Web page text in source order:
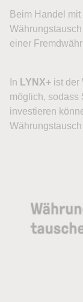
Beim Handel
einer
In LYNX+ ist der
möglich, sodass
investieren